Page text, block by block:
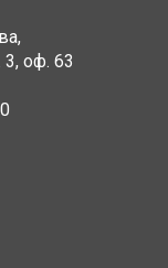
,
3, оф. 63